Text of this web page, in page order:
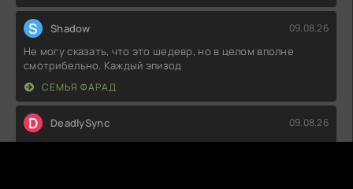
S Shadow 09.08.26
Не могу сказать, что это шедевр, но в целом вполне
смотрибельно. Каждый эпизод
СЕМЬЯ ФАРАД
D DeadlySync 09.08.26
Ну, что сказать, в целом неплохо. Интрига есть, персонажи